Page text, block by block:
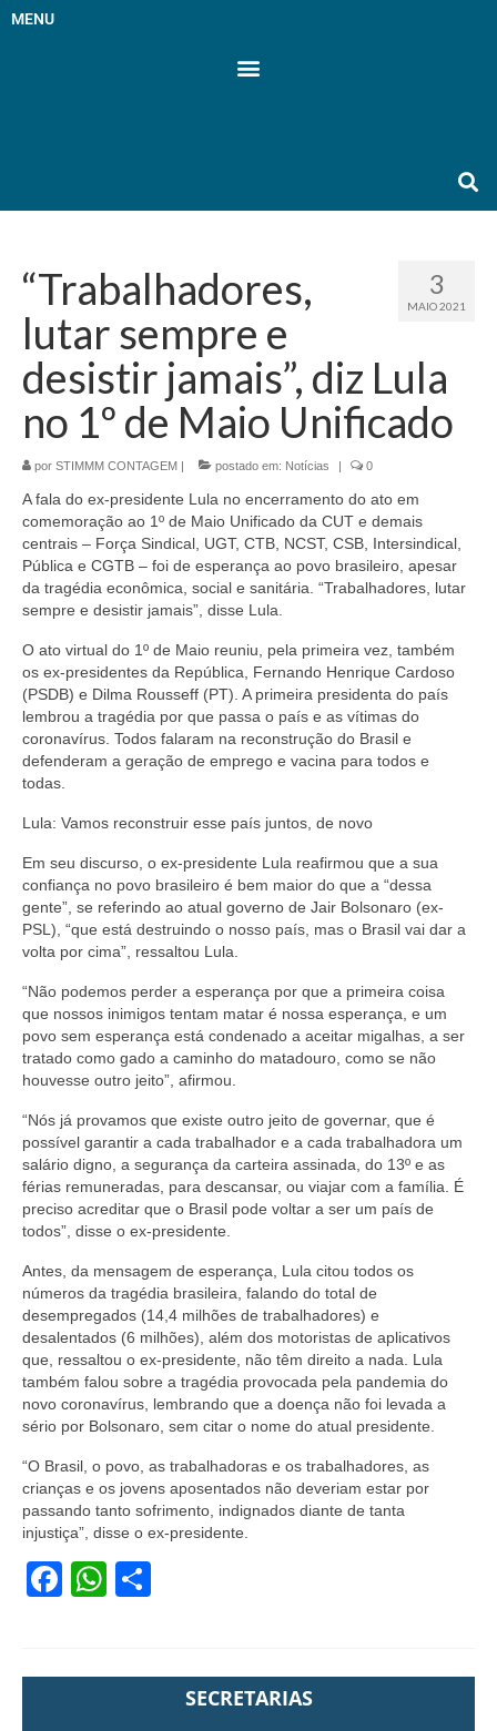
MENU
3
MAIO 2021
“Trabalhadores,
lutar sempre e
desistir jamais”, diz Lula
no 1º de Maio Unificado
por STIMMM CONTAGEM | postado em: Notícias | 0
A fala do ex-presidente Lula no encerramento do ato em
comemoração ao 1º de Maio Unificado da CUT e demais
centrais – Força Sindical, UGT, CTB, NCST, CSB, Intersindical,
Pública e CGTB – foi de esperança ao povo brasileiro, apesar
da tragédia econômica, social e sanitária. “Trabalhadores, lutar
sempre e desistir jamais”, disse Lula.
O ato virtual do 1º de Maio reuniu, pela primeira vez, também
os ex-presidentes da República, Fernando Henrique Cardoso
(PSDB) e Dilma Rousseff (PT). A primeira presidenta do país
lembrou a tragédia por que passa o país e as vítimas do
coronavírus. Todos falaram na reconstrução do Brasil e
defenderam a geração de emprego e vacina para todos e
todas.
Lula: Vamos reconstruir esse país juntos, de novo
Em seu discurso, o ex-presidente Lula reafirmou que a sua
confiança no povo brasileiro é bem maior do que a “dessa
gente”, se referindo ao atual governo de Jair Bolsonaro (ex-
PSL), “que está destruindo o nosso país, mas o Brasil vai dar a
volta por cima”, ressaltou Lula.
“Não podemos perder a esperança por que a primeira coisa
que nossos inimigos tentam matar é nossa esperança, e um
povo sem esperança está condenado a aceitar migalhas, a ser
tratado como gado a caminho do matadouro, como se não
houvesse outro jeito”, afirmou.
“Nós já provamos que existe outro jeito de governar, que é
possível garantir a cada trabalhador e a cada trabalhadora um
salário digno, a segurança da carteira assinada, do 13º e as
férias remuneradas, para descansar, ou viajar com a família. É
preciso acreditar que o Brasil pode voltar a ser um país de
todos”, disse o ex-presidente.
Antes, da mensagem de esperança, Lula citou todos os
números da tragédia brasileira, falando do total de
desempregados (14,4 milhões de trabalhadores) e
desalentados (6 milhões), além dos motoristas de aplicativos
que, ressaltou o ex-presidente, não têm direito a nada. Lula
também falou sobre a tragédia provocada pela pandemia do
novo coronavírus, lembrando que a doença não foi levada a
sério por Bolsonaro, sem citar o nome do atual presidente.
“O Brasil, o povo, as trabalhadoras e os trabalhadores, as
crianças e os jovens aposentados não deveriam estar por
passando tanto sofrimento, indignados diante de tanta
injustiça”, disse o ex-presidente.
Facebook
WhatsApp
SECRETARIAS